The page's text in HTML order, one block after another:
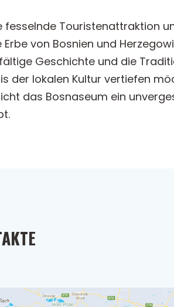
Touristenattraktion
von Bosnien und
Geschichte und die
der lokalen Kultur vertiefen
das Bosnaseum ein